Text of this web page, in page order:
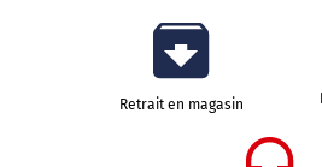
Retrait en magasin